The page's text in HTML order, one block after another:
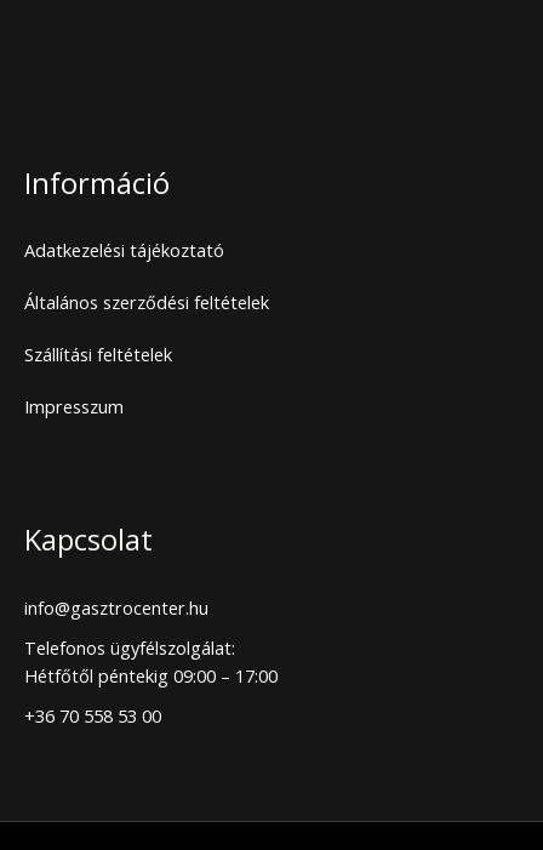
Információ
Adatkezelési tájékoztató
Általános szerződési feltételek
Szállítási feltételek
Impresszum
Kapcsolat
info@gasztrocenter.hu
Telefonos ügyfélszolgálat:
Hétfőtől péntekig 09:00 – 17:00
+36 70 558 53 00